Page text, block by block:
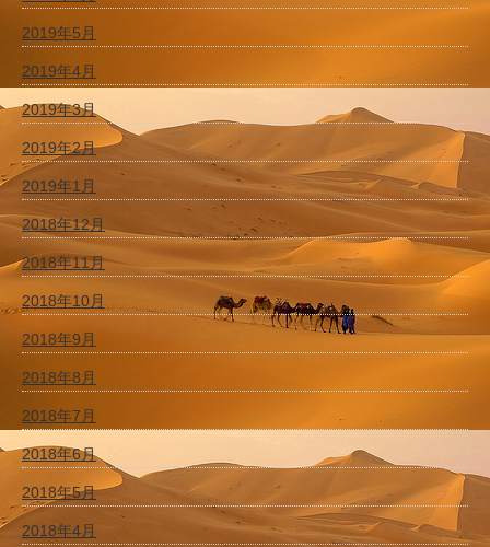
2019年5月
2019年4月
2019年3月
2019年2月
2019年1月
2018年12月
2018年11月
2018年10月
2018年9月
2018年8月
2018年7月
2018年6月
2018年5月
2018年4月